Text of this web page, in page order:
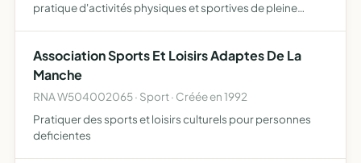
pratique d'activités physiques et sportives de pleine
Association Sports Et Loisirs Adaptes De La
Manche
RNA W504002065 · Sport · Créée en 1992
Pratiquer des sports et loisirs culturels pour personnes
deficientes